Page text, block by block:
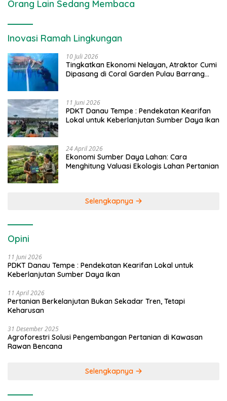
Orang Lain Sedang Membaca
Inovasi Ramah Lingkungan
10 Juli 2026
Tingkatkan Ekonomi Nelayan, Atraktor Cumi
Dipasang di Coral Garden Pulau Barrang
11 Juni 2026
PDKT Danau Tempe : Pendekatan Kearifan
Lokal untuk Keberlanjutan Sumber Daya Ikan
24 April 2026
Ekonomi Sumber Daya Lahan: Cara
Menghitung Valuasi Ekologis Lahan Pertanian
Selengkapnya
Opini
11 Juni 2026
PDKT Danau Tempe : Pendekatan Kearifan Lokal untuk
Keberlanjutan Sumber Daya Ikan
11 April 2026
Pertanian Berkelanjutan Bukan Sekadar Tren, Tetapi
Keharusan
31 Desember 2025
Agroforestri Solusi Pengembangan Pertanian di Kawasan
Rawan Bencana
Selengkapnya